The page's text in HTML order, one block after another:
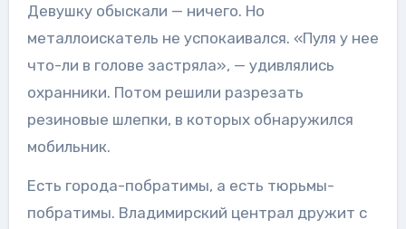
Девушку обыскали — ничего. Но
металлоискатель не успокаивался. «Пуля у нее
что-ли в голове застряла», — удивлялись
охранники. Потом решили разрезать
резиновые шлепки, в которых обнаружился
мобильник.
Есть города-побратимы, а есть тюрьмы-
побратимы. Владимирский централ дружит с